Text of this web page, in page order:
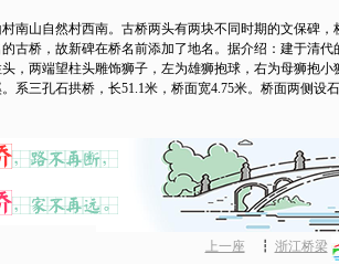
山自然村西南。古桥两头有两块不同时期的文保碑，
古桥，故新碑在桥名前添加了地名。据介绍：建于清
，两端望柱头雕饰狮子，左为雄狮抱球，右为母狮抱小
三孔石拱桥，长51.1米，桥面宽4.75米。桥面两侧设
上一座 ┇ 浙江桥梁